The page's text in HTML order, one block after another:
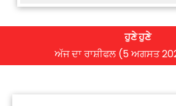
ਹੁਣੇ ਹੁਣੇ
ਅੱਜ ਦਾ ਰਾਸ਼ੀਫਲ (5 ਅਗਸਤ 2026):